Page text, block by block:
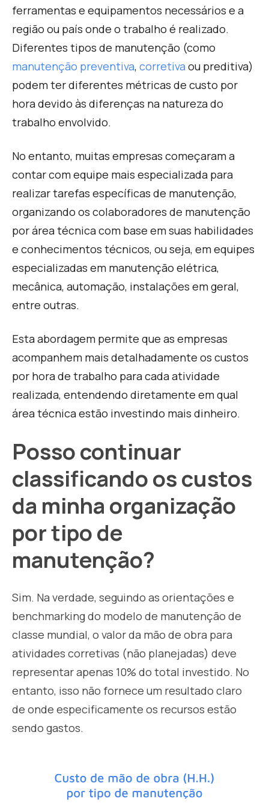
ferramentas e equipamentos necessários e a
região ou país onde o trabalho é realizado.
Diferentes tipos de manutenção (como
manutenção preventiva, corretiva ou preditiva)
podem ter diferentes métricas de custo por
hora devido às diferenças na natureza do
trabalho envolvido.
No entanto, muitas empresas começaram a
contar com equipe mais especializada para
realizar tarefas específicas de manutenção,
organizando os colaboradores de manutenção
por área técnica com base em suas habilidades
e conhecimentos técnicos, ou seja, em equipes
especializadas em manutenção elétrica,
mecânica, automação, instalações em geral,
entre outras.
Esta abordagem permite que as empresas
acompanhem mais detalhadamente os custos
por hora de trabalho para cada atividade
realizada, entendendo diretamente em qual
área técnica estão investindo mais dinheiro.
Posso continuar
classificando os custos
da minha organização
por tipo de
manutenção?
Sim. Na verdade, seguindo as orientações e
benchmarking do modelo de manutenção de
classe mundial, o valor da mão de obra para
atividades corretivas (não planejadas) deve
representar apenas 10% do total investido. No
entanto, isso não fornece um resultado claro
de onde especificamente os recursos estão
sendo gastos.